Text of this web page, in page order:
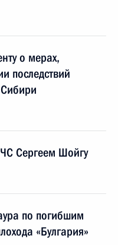
о мерах,
последствий
Сергеем Шойгу
по погибшим
«Булгария»